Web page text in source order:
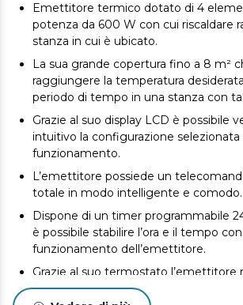
Emettitore termico dotato di 4
potenza da 600 W con cui riscaldare
stanza in cui è ubicato.
La sua grande copertura fino a 8 m²
raggiungere la temperatura
periodo di tempo in una stanza con
Grazie al suo display LCD è possibile
intuitivo la configurazione selezionata
funzionamento.
L’emettitore possiede un
totale in modo intelligente e comodo.
Dispone di un timer programmabile
è possibile stabilire l’ora e il tempo
funzionamento dell’emettitore.
Grazie al suo termostato l’emettitore
temperatura attuale della stanza e